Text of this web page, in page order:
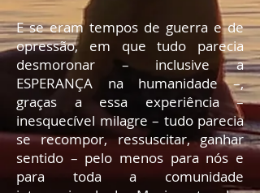
E se eram tempos de guerra e de
opressão, em que tudo parecia
desmoronar – inclusive a
ESPERANÇA na humanidade –,
graças a essa experiência –
inesquecível milagre – tudo parecia
se recompor, ressuscitar, ganhar
sentido – pelo menos para nós e
para toda a comunidade